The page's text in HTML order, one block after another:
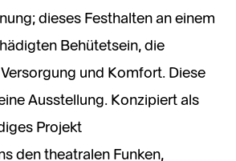
dieses Festhalten an einem
Behütetsein, die
und Komfort. Diese
Ausstellung. Konzipiert als
Projekt
den theatralen Funken,